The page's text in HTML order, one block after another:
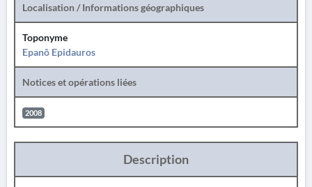
Localisation / Informations géographiques
Toponyme
Epanô Epidauros
Notices et opérations liées
2008
Description